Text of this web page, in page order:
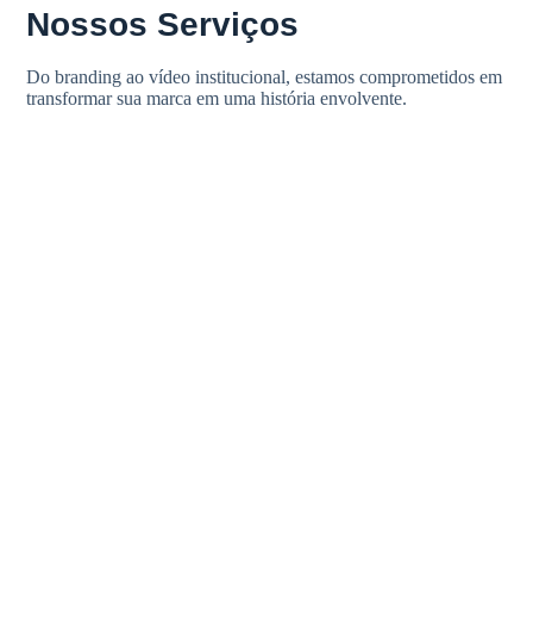
Nossos Serviços
Do branding ao vídeo institucional, estamos comprometidos em
transformar sua marca em uma história envolvente.